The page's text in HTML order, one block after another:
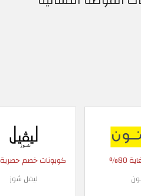
نون
كوبونات خصم حصرية 10%
ليفل شوز